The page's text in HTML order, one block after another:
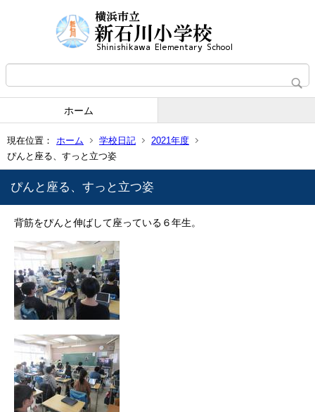
ホーム
現在位置： ホーム 学校日記
2021年度
ぴんと座る、すっと立つ姿
ぴんと座る、すっと立つ姿
背筋をぴんと伸ばして座っている６年生。